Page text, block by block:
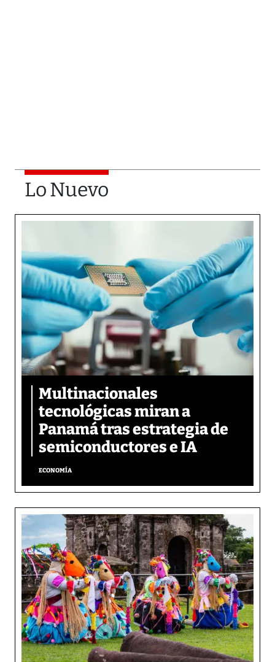
Lo Nuevo
Multinacionales
tecnológicas miran a
Panamá tras estrategia de
semiconductores e IA
ECONOMÍA